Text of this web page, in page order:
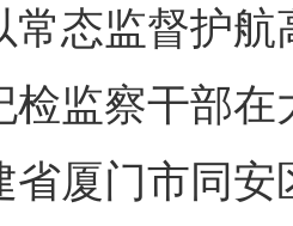
常态监督护
检监察干部
省厦门市同